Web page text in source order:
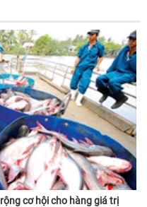
cơ hội cho hàng giá trị